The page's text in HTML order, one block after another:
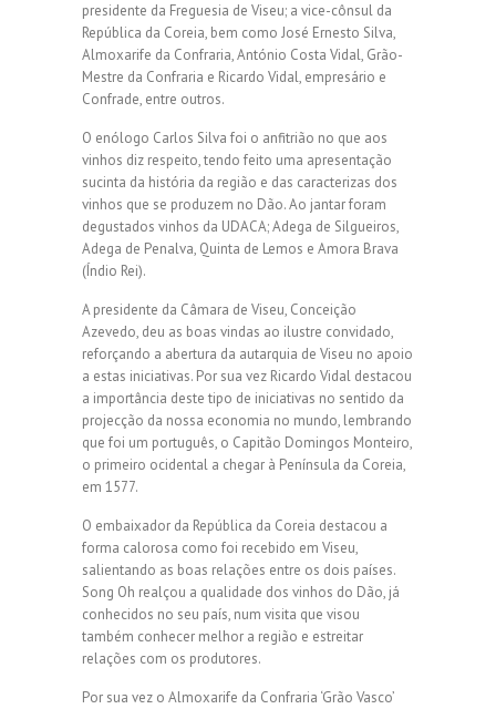
presidente da Freguesia de Viseu; a vice-cônsul da
República da Coreia, bem como José Ernesto Silva,
Almoxarife da Confraria, António Costa Vidal, Grão-
Mestre da Confraria e Ricardo Vidal, empresário e
Confrade, entre outros.
O enólogo Carlos Silva foi o anfitrião no que aos
vinhos diz respeito, tendo feito uma apresentação
sucinta da história da região e das caracterizas dos
vinhos que se produzem no Dão. Ao jantar foram
degustados vinhos da UDACA; Adega de Silgueiros,
Adega de Penalva, Quinta de Lemos e Amora Brava
(Índio Rei).
A presidente da Câmara de Viseu, Conceição
Azevedo, deu as boas vindas ao ilustre convidado,
reforçando a abertura da autarquia de Viseu no apoio
a estas iniciativas. Por sua vez Ricardo Vidal destacou
a importância deste tipo de iniciativas no sentido da
projecção da nossa economia no mundo, lembrando
que foi um português, o Capitão Domingos Monteiro,
o primeiro ocidental a chegar à Península da Coreia,
em 1577.
O embaixador da República da Coreia destacou a
forma calorosa como foi recebido em Viseu,
salientando as boas relações entre os dois países.
Song Oh realçou a qualidade dos vinhos do Dão, já
conhecidos no seu país, num visita que visou
também conhecer melhor a região e estreitar
relações com os produtores.
Por sua vez o Almoxarife da Confraria ‘Grão Vasco’